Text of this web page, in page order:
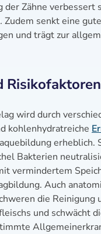
der Zähne
Zudem senkt eine
und trägt zur
Risikofaktoren
wird durch
kohlenhydratreiche
Bakterien
vermindertem
Auch
die Reinigung
und schwächt